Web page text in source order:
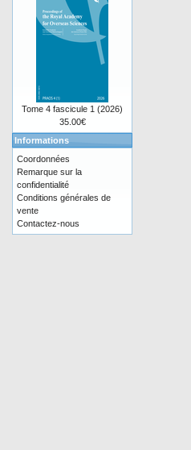
Tome 4 fascicule 1 (2026)
35.00€
Informations
Coordonnées
Remarque sur la
confidentialité
Conditions générales de
vente
Contactez-nous